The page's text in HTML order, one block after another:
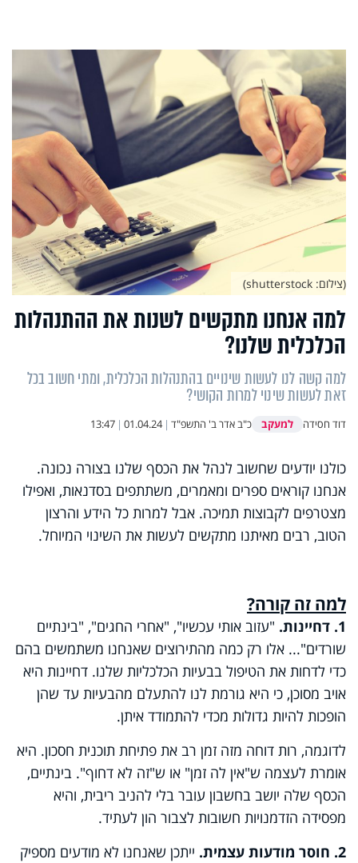
למה אנחנו מתקשים לשנות את ההתנהלות
הכלכלית שלנו?
למה קשה לנו לעשות שינויים בהתנהלות הכלכלית, ומתי חשוב בכל
זאת לעשות שינוי למרות הקושי?
דוד חסידה למעקב כ"ב אדר ב' התשפ"ד |
01.04.24
|
13:47
(צילום: shutterstock)
כולנו יודעים שחשוב לנהל את הכסף שלנו בצורה נכונה.
אנחנו קוראים ספרים ומאמרים, משתתפים בסדנאות, ואפילו
מצטרפים לקבוצות תמיכה. אבל למרות כל הידע והרצון
הטוב, רבים מאיתנו מתקשים לעשות את השינוי המיוחל.
למה זה קורה?
1. דחיינות.
"עזוב אותי עכשיו", "אחרי החגים", "בינתיים
שורדים"... אלו רק כמה מהתירוצים שאנחנו משתמשים בהם
כדי לדחות את הטיפול בבעיות הכלכליות שלנו. דחיינות היא
אויב מסוכן, כי היא גורמת לנו להתעלם מהבעיות עד שהן
הופכות להיות גדולות מכדי להתמודד איתן.
לדוגמה, רות דוחה מזה זמן רב את פתיחת תוכנית חסכון. היא
אומרת לעצמה ש"אין לה זמן" או ש"זה לא דחוף". בינתיים,
הכסף שלה יושב בחשבון עובר בלי להניב ריבית, והיא
מפסידה הזדמנויות חשובות לצבור הון לעתיד.
2. חוסר מודעות עצמית.
ייתכן שאנחנו לא מודעים מספיק